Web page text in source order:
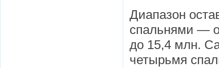
Диапазон
спальнями —
до 15,4 млн.
четырьмя